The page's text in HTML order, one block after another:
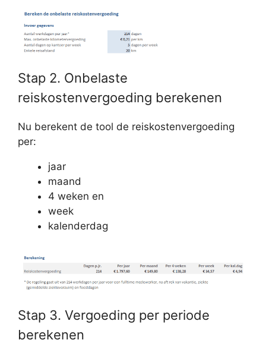
Stap 2. Onbelaste
reiskostenvergoeding berekenen
Nu berekent de tool de reiskostenvergoeding
per:
jaar
maand
4 weken en
week
kalenderdag
Stap 3. Vergoeding per periode
berekenen